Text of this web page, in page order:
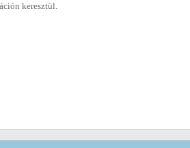
keresztül.